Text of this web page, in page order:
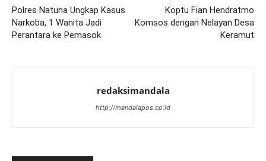
Polres Natuna Ungkap Kasus
Narkoba, 1 Wanita Jadi
Perantara ke Pemasok
Koptu Fian Hendratmo
Komsos dengan Nelayan Desa
Keramut
redaksimandala
http://mandalapos.co.id